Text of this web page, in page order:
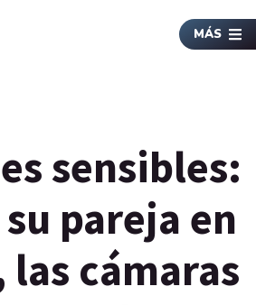
MÁS
sensibles:
pareja en
las cámaras